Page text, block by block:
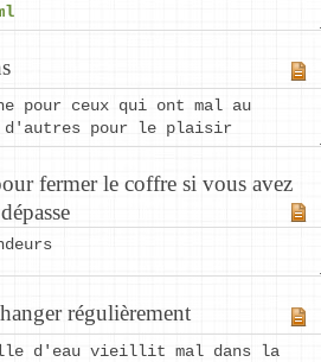
pour ceux qui ont mal au
d'autres pour le plaisir
fermer le coffre si vous avez
régulièrement
d'eau vieillit mal dans la